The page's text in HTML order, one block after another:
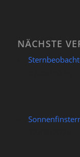
NÄCHSTE